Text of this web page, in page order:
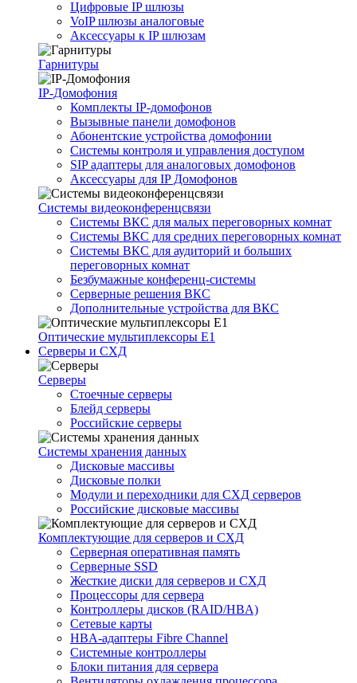
Цифровые IP шлюзы
VoIP шлюзы аналоговые
Аксессуары к IP шлюзам
Гарнитуры
IP-Домофония
Комплекты IP-домофонов
Вызывные панели домофонов
Абонентские устройства домофонии
Системы контроля и управления доступом
SIP адаптеры для аналоговых домофонов
Аксессуары для IP Домофонов
Системы видеоконференцсвязи
Системы ВКС для малых переговорных комнат
Системы ВКС для средних переговорных комнат
Системы ВКС для аудиторий и больших
переговорных комнат
Безбумажные конференц-системы
Серверные решения ВКС
Дополнительные устройства для ВКС
Оптические мультиплексоры Е1
Серверы и СХД
Серверы
Стоечные серверы
Блейд серверы
Российские серверы
Системы хранения данных
Дисковые массивы
Дисковые полки
Модули и переходники для СХД серверов
Российские дисковые массивы
Комплектующие для серверов и СХД
Серверная оперативная память
Серверные SSD
Жесткие диски для серверов и СХД
Процессоры для сервера
Контроллеры дисков (RAID/HBA)
Сетевые карты
HBA-адаптеры Fibre Channel
Системные контроллеры
Блоки питания для сервера